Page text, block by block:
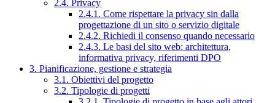
2.4. Privacy
2.4.1. Come rispettare la privacy sin dalla
progettazione di un sito o servizio digitale
2.4.2. Richiedi il consenso quando necessario
2.4.3. Le basi del sito web: architettura,
informativa privacy, riferimenti DPO
3. Pianificazione, gestione e strategia
3.1. Obiettivi del progetto
3.2. Tipologie di progetti